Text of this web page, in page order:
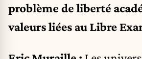
problème de liberté
valeurs liées au Libre